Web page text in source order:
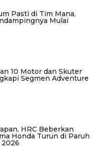
Pasti di Tim Mana,
Mulai
10 Motor dan Skuter
Segmen Adventure
HRC Beberkan
Honda Turun di Paruh